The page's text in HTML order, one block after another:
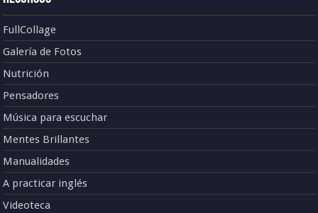
FullCollage
Galería de Fotos
Nutrición
Pensadores
Música para escuchar
Mentes Brillantes
Manualidades
A practicar inglés
Videoteca